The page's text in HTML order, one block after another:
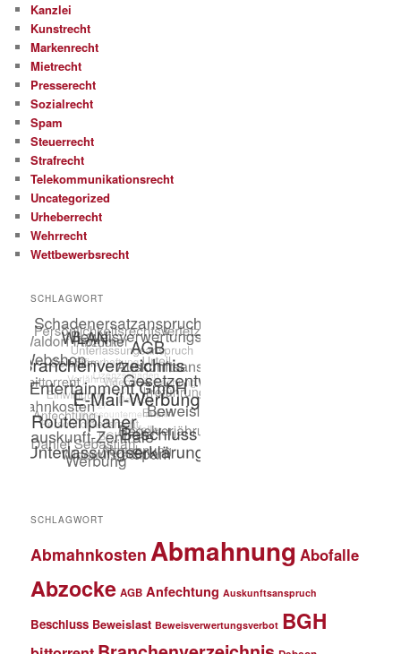
Kanzlei
Kunstrecht
Markenrecht
Mietrecht
Presserecht
Sozialrecht
Spam
Steuerrecht
Strafrecht
Telekommunikationsrecht
Uncategorized
Urheberrecht
Wehrrecht
Wettbewerbsrecht
SCHLAGWORT
SCHLAGWORT
Abmahnkosten Abmahnung Abofalle
Abzocke AGB Anfechtung Auskunftsanspruch
Beschluss Beweislast Beweisverwertungsverbot BGH